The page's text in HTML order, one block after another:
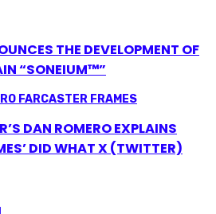
THE DEVELOPMENT OF
“SONEIUM™”
DAN ROMERO EXPLAINS
DID WHAT X (TWITTER)